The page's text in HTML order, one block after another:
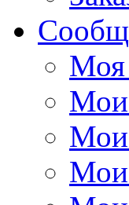
Моя
Мои
Мои
Мои